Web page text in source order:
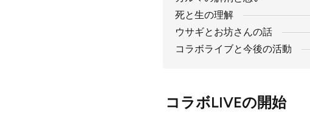
死と生の理解
ウサギとお坊さんの話
コラボライブと今後の活動
コラボLIVEの開始